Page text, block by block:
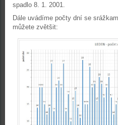
spadlo 8. 1. 2001.
Dále uvádíme počty dní se
můžete zvětšit: